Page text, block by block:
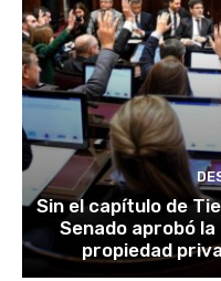
Sin el capítulo de
Senado aprobó
propiedad